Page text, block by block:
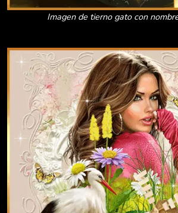
Imagen de tierno gato con